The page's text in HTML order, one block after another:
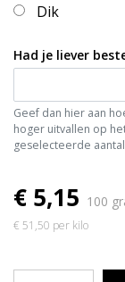
Dik
Had je liever
Geef dan hier aan
hoger uitvallen op
geselecteerde
€ 5,15 100
€ 51,50 per kilo